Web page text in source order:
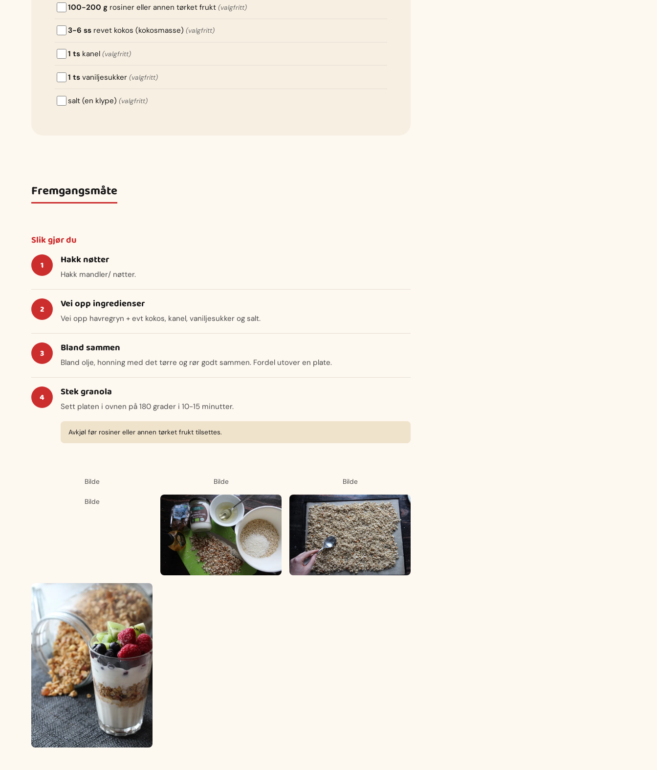
100-200 g rosiner eller annen tørket frukt (valgfritt)
3-6 ss revet kokos (kokosmasse) (valgfritt)
1 ts kanel (valgfritt)
1 ts vaniljesukker (valgfritt)
salt (en klype) (valgfritt)
Fremgangsmåte
Slik gjør du
Hakk nøtter
Hakk mandler/ nøtter.
Vei opp ingredienser
Vei opp havregryn + evt kokos, kanel, vaniljesukker og salt.
Bland sammen
Bland olje, honning med det tørre og rør godt sammen. Fordel utover en plate.
Stek granola
Sett platen i ovnen på 180 grader i 10-15 minutter.
Avkjøl før rosiner eller annen tørket frukt tilsettes.
Bilde Bilde Bilde
Bilde